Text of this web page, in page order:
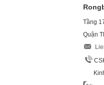
Tầng
Quận
Kinh